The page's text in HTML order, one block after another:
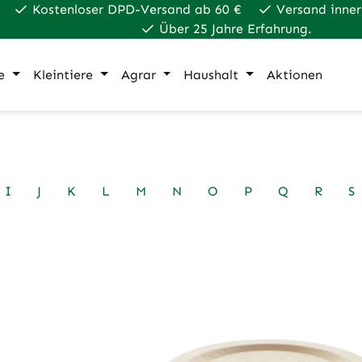
Kostenloser DPD-Versand ab 60 €
Versand
Über 25 Jahre Erfahrung.
Kleintiere Agrar Haushalt Aktionen
I J K L M N O P Q R S